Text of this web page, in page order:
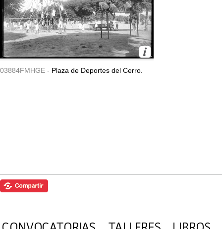
03884FMHGE - Plaza de Deportes del Cerro.